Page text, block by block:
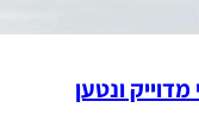
ונטען